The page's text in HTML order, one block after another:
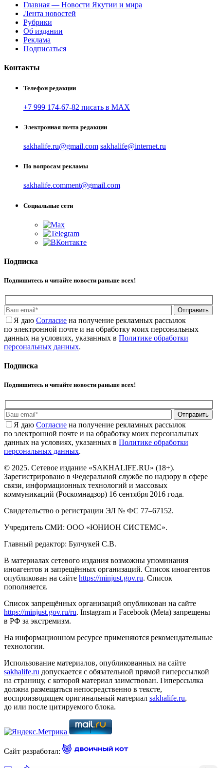
Главная — Новости Якутии и мира
Лента новостей
Рубрики
Об издании
Реклама
Подписаться
Контакты
Телефон редакции
+7 999 174-67-82 писать в MAX
Электронная почта редакции
sakhalife.ru@gmail.com sakhalife@internet.ru
По вопросам рекламы
sakhalife.comment@gmail.com
Социальные сети
Подписка
Подпишитесь и читайте новости раньше всех!
Отправить
Я даю Cогласие на получение рекламных рассылок
по электронной почте и на обработку моих персональных
данных на условиях, указанных в Политике обработки
персональных данных.
Подписка
Подпишитесь и читайте новости раньше всех!
Отправить
Я даю Cогласие на получение рекламных рассылок
по электронной почте и на обработку моих персональных
данных на условиях, указанных в Политике обработки
персональных данных.
© 2025. Сетевое издание «SAKHALIFE.RU» (18+).
Зарегистрировано в Федеральной службе по надзору в сфере
связи, информационных технологий и массовых
коммуникаций (Роскомнадзор) 16 сентября 2016 года.
Свидетельство о регистрации ЭЛ № ФС 77–67152.
Учредитель СМИ: ООО «ЮНИОН СИСТЕМС».
Главный редактор: Булчукей С.В.
В материалах сетевого издания возможны упоминания
иноагентов и запрещённых организаций. Список иноагентов
опубликован на сайте https://minjust.gov.ru. Список
пополняется.
Список запрещённых организаций опубликован на сайте
https://minjust.gov.ru/ru. Instagram и Facebook (Metа) запрещены
в РФ за экстремизм.
На информационном ресурсе применяются рекомендательные
технологии.
Использование материалов, опубликованных на сайте
sakhalife.ru допускается с обязательной прямой гиперссылкой
на страницу, с которой материал заимствован. Гиперссылка
должна размещаться непосредственно в тексте,
воспроизводящем оригинальный материал sakhalife.ru,
до или после цитируемого блока.
Сайт разработал: